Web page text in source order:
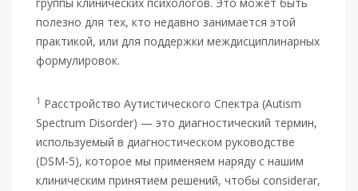
полезно для тех, кто недавно занимается этой
практикой, или для поддержки междисциплинарных
формулировок.
1 Расстройство Аутистического Спектра (Autism
Spectrum Disorder) — это диагностический термин,
используемый в диагностическом руководстве
(DSM-5), которое мы применяем наряду с нашим
клиническим принятием решений, чтобы considerar,